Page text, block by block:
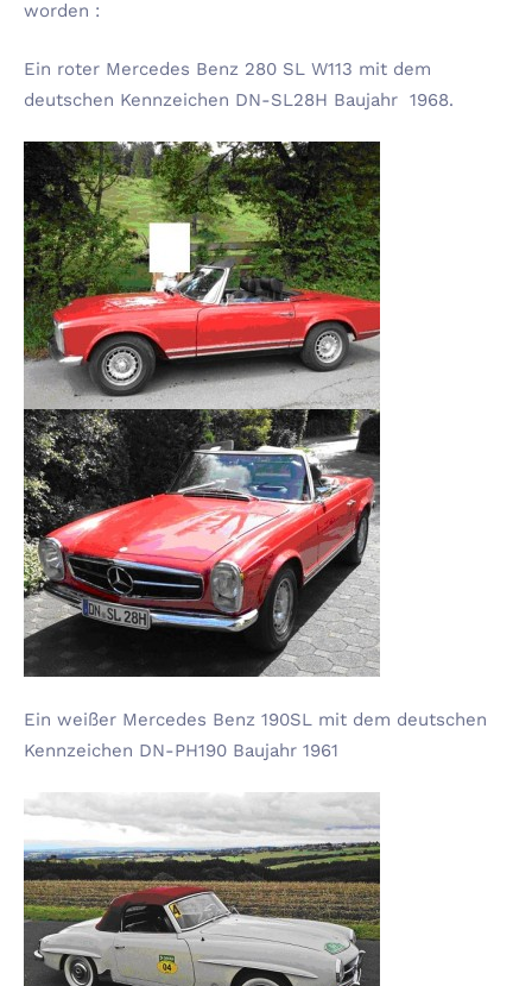
worden :
Ein roter Mercedes Benz 280 SL W113 mit dem
deutschen Kennzeichen DN-SL28H Baujahr 1968.
Ein weißer Mercedes Benz 190SL mit dem deutschen
Kennzeichen DN-PH190 Baujahr 1961